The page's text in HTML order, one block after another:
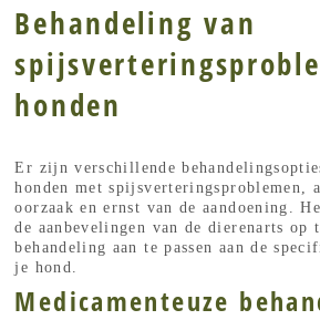
Behandeling van
honden
Er zijn verschillende
honden met spijsverteringsproblemen,
oorzaak en ernst van de aandoening.
de aanbevelingen van de dierenarts op
behandeling aan te passen aan de
je hond.
Medicamenteuze